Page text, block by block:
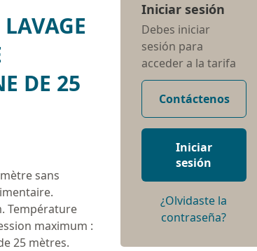
DE 25
sans
Température
maximum :
25 mètres.
Iniciar sesión
Debes iniciar
sesión para
acceder a la tarifa
Contáctenos
Iniciar
sesión
¿Olvidaste la
contraseña?